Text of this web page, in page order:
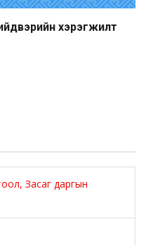
хэрэгжилт
Засаг даргын